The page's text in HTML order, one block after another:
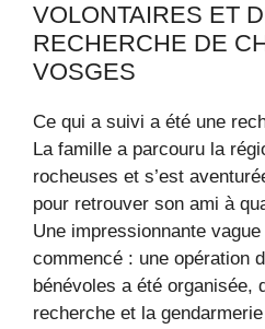
VOLONTAIRES ET
RECHERCHE DE
VOSGES
Ce qui a suivi a été une
La famille a parcouru la
rocheuses et s’est
pour retrouver son ami à
Une impressionnante
commencé : une opération
bénévoles a été organisée,
recherche et la